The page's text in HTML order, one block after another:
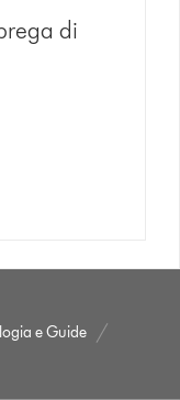
di
e Guide